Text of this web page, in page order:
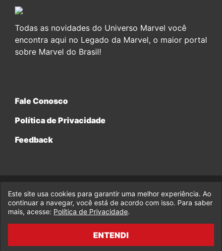
Todas as novidades do Universo Marvel você
encontra aqui no Legado da Marvel, o maior portal
sobre Marvel do Brasil!
Fale Conosco
Política de Privacidade
Feedback
© 2017-2026 Legado da Marvel, uma empresa da Legado
Enterprises.
fabiolobo
Este site usa cookies para garantir uma melhor experiência. Ao
continuar a navegar, você está de acordo com isso. Para saber
mais, acesse: Política de Privacidade.
ENTENDI